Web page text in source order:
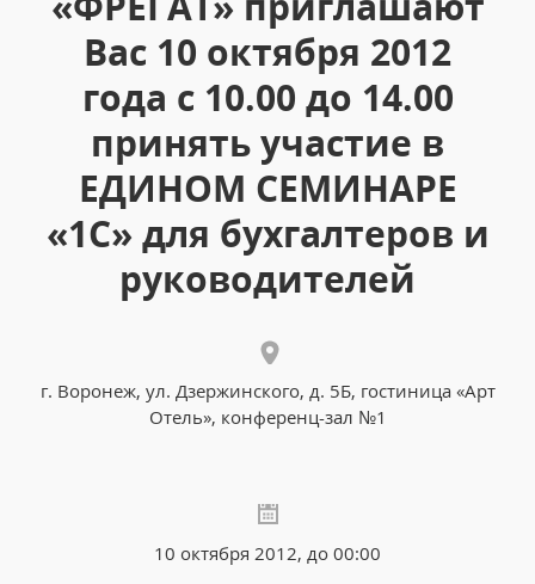
Вас 10 октября 2012
года с 10.00 до 14.00
принять участие в
ЕДИНОМ СЕМИНАРЕ
«1С» для бухгалтеров и
руководителей
г. Воронеж, ул. Дзержинского, д. 5Б, гостиница «Арт
Отель», конференц-зал №1
10 октября 2012, до 00:00